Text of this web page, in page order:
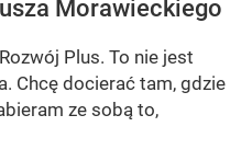
Morawieckiego
Plus. To nie jest
Chcę docierać tam, gdzie
ze sobą to,